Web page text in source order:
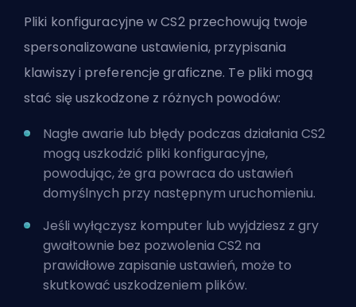
Pliki konfiguracyjne w CS2 przechowują twoje
spersonalizowane ustawienia, przypisania
klawiszy i preferencje graficzne. Te pliki mogą
stać się uszkodzone z różnych powodów:
Nagłe awarie lub błędy podczas działania CS2
mogą uszkodzić pliki konfiguracyjne,
powodując, że gra powraca do ustawień
domyślnych przy następnym uruchomieniu.
Jeśli wyłączysz komputer lub wyjdziesz z gry
gwałtownie bez pozwolenia CS2 na
prawidłowe zapisanie ustawień, może to
skutkować uszkodzeniem plików.